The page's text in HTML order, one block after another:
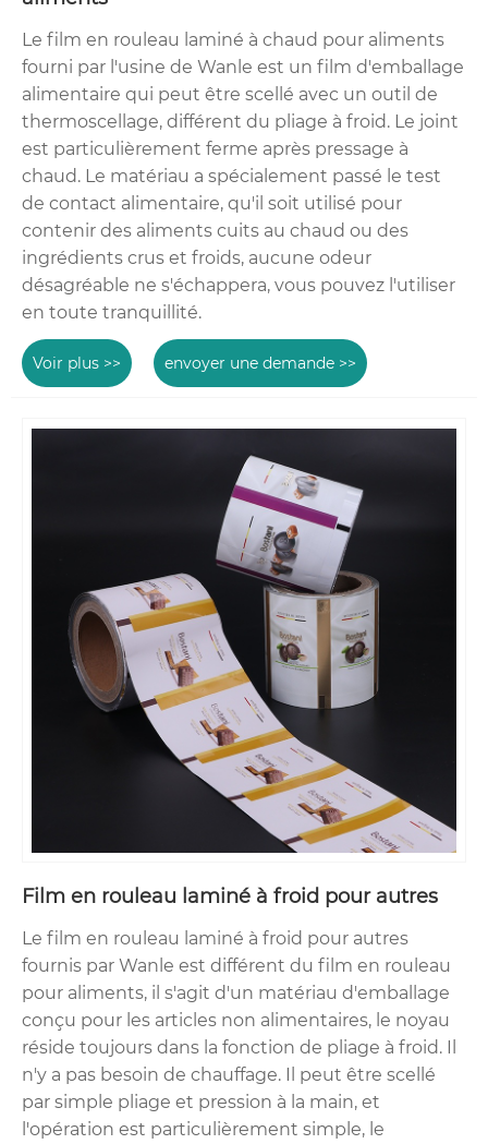
Le film en rouleau laminé à chaud pour aliments
fourni par l'usine de Wanle est un film d'emballage
alimentaire qui peut être scellé avec un outil de
thermoscellage, différent du pliage à froid. Le joint
est particulièrement ferme après pressage à
chaud. Le matériau a spécialement passé le test
de contact alimentaire, qu'il soit utilisé pour
contenir des aliments cuits au chaud ou des
ingrédients crus et froids, aucune odeur
désagréable ne s'échappera, vous pouvez l'utiliser
en toute tranquillité.
Voir plus >> envoyer une demande >>
Film en rouleau laminé à froid pour autres
Le film en rouleau laminé à froid pour autres
fournis par Wanle est différent du film en rouleau
pour aliments, il s'agit d'un matériau d'emballage
conçu pour les articles non alimentaires, le noyau
réside toujours dans la fonction de pliage à froid. Il
n'y a pas besoin de chauffage. Il peut être scellé
par simple pliage et pression à la main, et
l'opération est particulièrement simple, le